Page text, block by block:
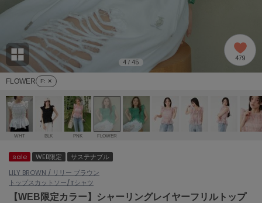
リー (664)
ョン雑貨 (865)
/ランジェリー (127)
ェア (121)
(124)
amabro
アマブロ
Ame no chi Hare
アメノチハレ
AMOMMA
アモマ
ánuans
アニュアンス
ànuke
アンヌーク
ASICS
アシックス
FLOWER F: ✕
4 / 45 479
WHT BLK PNK FLOWER
sale WEB限定
サステナブル
LILY BROWN / リリー ブラウン
トップスカットソー/Tシャツ
【WEB限定カラー】シャーリングレイヤーフリルトップ